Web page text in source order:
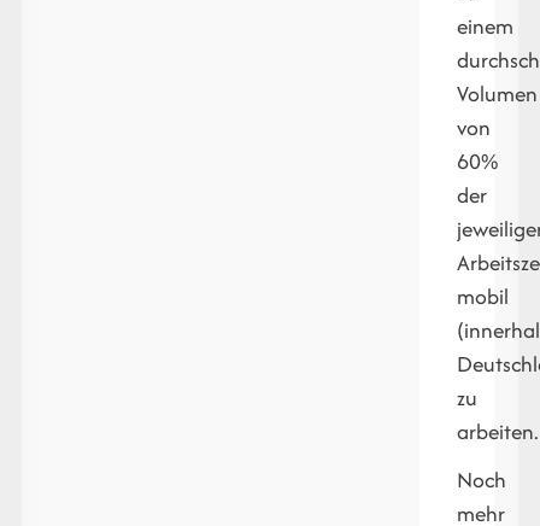
einem
Volumen
von
60%
der
mobil
zu
arbeiten.
Noch
mehr